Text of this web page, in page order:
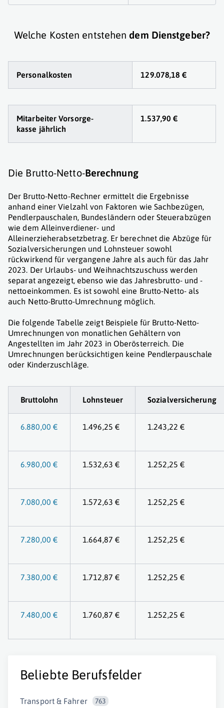
Welche Kosten entstehen dem Dienstgeber?
Personalkosten 129.078,18 €
Mitarbeiter Vorsorge-
kasse jährlich
1.537,90 €
Die Brutto-Netto-Berechnung
Der Brutto-Netto-Rechner ermittelt die Ergebnisse
anhand einer Vielzahl von Faktoren wie Sachbezügen,
Pendlerpauschalen, Bundesländern oder Steuerabzügen
wie dem Alleinverdiener- und
Alleinerzieherabsetzbetrag. Er berechnet die Abzüge für
Sozialversicherungen und Lohnsteuer sowohl
rückwirkend für vergangene Jahre als auch für das Jahr
2023. Der Urlaubs- und Weihnachtszuschuss werden
separat angezeigt, ebenso wie das Jahresbrutto- und -
nettoeinkommen. Es ist sowohl eine Brutto-Netto- als
auch Netto-Brutto-Umrechnung möglich.
Die folgende Tabelle zeigt Beispiele für Brutto-Netto-
Umrechnungen von monatlichen Gehältern von
Angestellten im Jahr 2023 in Oberösterreich. Die
Umrechnungen berücksichtigen keine Pendlerpauschale
oder Kinderzuschläge.
Bruttolohn Lohnsteuer Sozialversicherung
6.880,00 € 1.496,25 € 1.243,22 €
6.980,00 € 1.532,63 € 1.252,25 €
7.080,00 € 1.572,63 € 1.252,25 €
7.280,00 € 1.664,87 € 1.252,25 €
7.380,00 € 1.712,87 € 1.252,25 €
7.480,00 € 1.760,87 € 1.252,25 €
Beliebte Berufsfelder
Transport & Fahrer 763